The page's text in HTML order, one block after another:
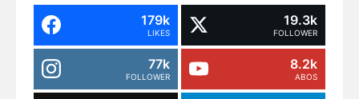
179k
LIKES
19.3k
FOLLOWER
77k
FOLLOWER
8.2k
ABOS